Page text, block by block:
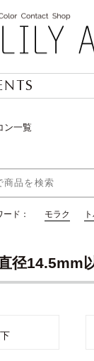
ン一覧
ド： モラク
径14.5mm